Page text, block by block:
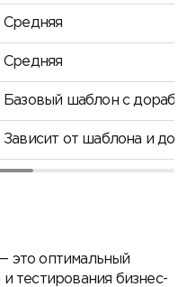
Средняя
Средняя
Базовый шаблон с
Зависит от шаблона и
это оптимальный
тестирования бизнес-